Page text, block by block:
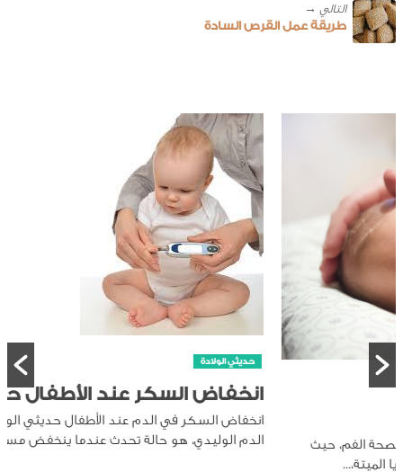
طريقة عمل القرص السادة
حديثي الولادة
انخفاض السكر عند الأطفال حديثي الولادة
انخفاض السكر في الدم عند الأطفال حديثي الولادة، أو نقص سكر
الدم الوليدي، هو حالة تحدث عندما ينخفض مستوى السكر...